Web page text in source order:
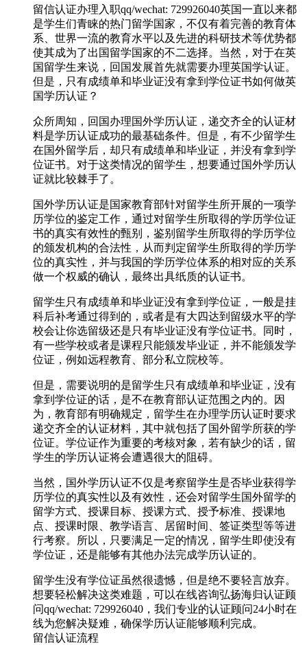
留信认证办理入职qq/wechat: 729926040英国一直以来都
是学生们青睐的热门留学国家，不仅有着完善的教育体
系、世界一流的教育水平以及先进的科研技术等优势都
使其成为了出国留学国家的不二选择。当然，对于在英
国留学生来说，回国发展首先就需要办理英国学认证。
但是，只有成绩单和毕业证没有拿到学位证书如何做英
国学历认证？
众所周知，回国办理国外学历认证，递交齐全的认证材
料是学历认证成功的最基础条件。但是，有不少留学生
在国外留学后，却只有成绩单和毕业证，并没有拿到学
位证书。对于这类情况的留学生，想要通过国外学历认
证就比较棘手了。
国外学历认证是国家教育部针对留学生所开展的一项学
历学位的鉴定工作，通过对留学生所取得的学历学位证
书的真实有效性的甄别，鉴别留学生所取得的学历学位
的颁发机构的合法性，从而判定留学生所取得的学历学
位的真实性，并与我国的学历学位体系的相对应的关系
做一个权威的确认，最终出具纸质的认证书。
留学生只有成绩单和毕业证没有拿到学位证，一般是挂
科后补考通过得到的，或者是有大四达到留级水平的学
校会让你选留级还是只有毕业证没有学位证书。同时，
有一些学校或者是课程只能颁发毕业证，并不能颁发学
位证，例如远程教育、部分私立院校等。
但是，需要说明的是留学生只有成绩单和毕业证，没有
拿到学位证的话，是不在教育部认证范围之内的。因
为，教育部有明确规定，留学生在办理学历认证时要求
递交齐全的认证材料，其中就包括了国外留学所获的学
位证。学位证作为重要的考核对象，若有缺少的话，留
学生的学历认证将会遭遇很大的阻碍。
当然，国外学历认证不仅是考察留学生是否毕业获得学
历学位的真实性以及有效性，还会对留学生国外留学的
留学方式、授课目标、授课方式、授予标准、授课地
点、授课时限、教学语言、居留时间、签证类型等等进
行考察。所以，只要满足一定的情况，留学生即使没有
学位证，还是能够有其他办法完成学历认证的。
留学生没有学位证虽然很遗憾，但是绝不要轻言放弃。
想要轻松解决这类难题，可以在线咨询弘扬海归认证顾
问qq/wechat: 729926040，我们专业的认证顾问24小时在
线为您解决疑难，确保学历认证能够顺利完成。
留信认证流程